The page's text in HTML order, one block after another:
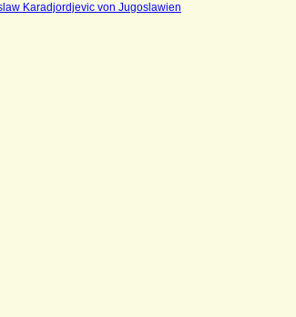
Karadjordjevic von Jugoslawien